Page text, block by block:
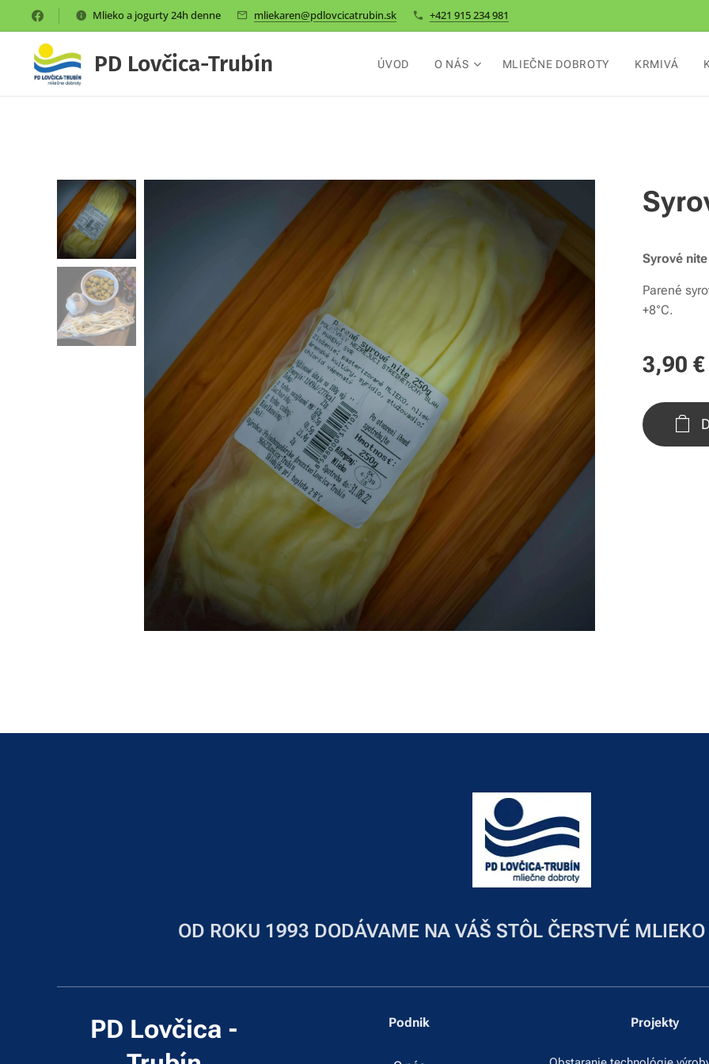
Mlieko a jogurty 24h denne mliekaren@pdlovcicatrubin.sk +421 915 234 981
PD Lovčica-Trubín ÚVOD O NÁS MLIEČNE DOBROTY KRMIVÁ
Syrové
Parené
+8°C.
3,90 €
OD ROKU 1993 DODÁVAME NA VÁŠ STÔL ČERSTVÉ
PD Lovčica -
Podnik Projekty